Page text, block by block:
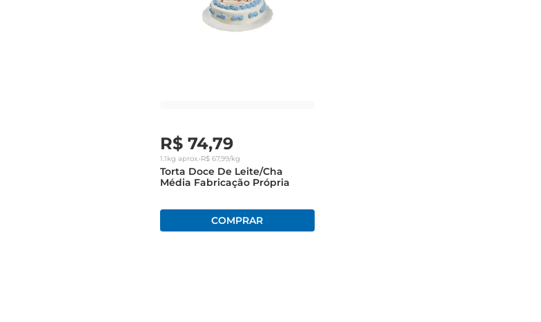
R$ 74,79
1.1kg aprox.•R$ 67,99/kg
Torta Doce De Leite/Cha
Média Fabricação Própria